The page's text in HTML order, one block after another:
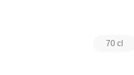
70 cl